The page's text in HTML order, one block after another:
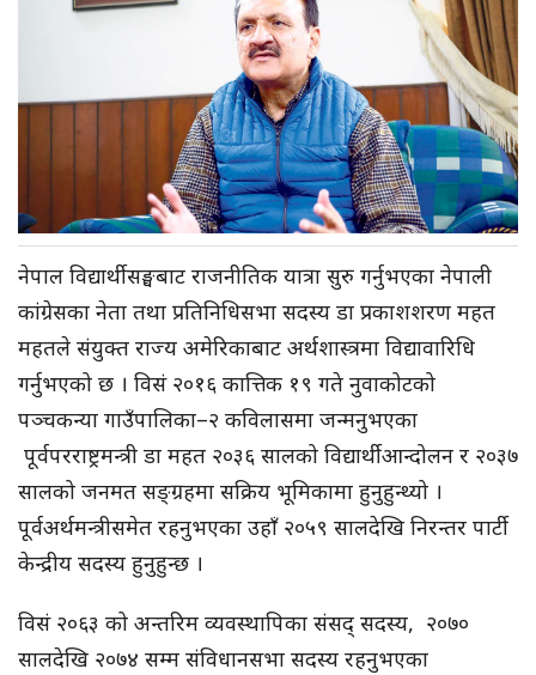
नेपाल विद्यार्थी सङ्घबाट राजनीतिक यात्रा सुरु गर्नुभएका नेपाली
कांग्रेसका नेता तथा प्रतिनिधिसभा सदस्य डा प्रकाशशरण महत
महतले संयुक्त राज्य अमेरिकाबाट अर्थशास्त्रमा विद्यावारिधि
गर्नुभएको छ । विसं २०१६ कात्तिक १९ गते नुवाकोटको
पञ्चकन्या गाउँपालिका–२ कविलासमा जन्मनुभएका
पूर्वपरराष्ट्रमन्त्री डा महत २०३६ सालको विद्यार्थी आन्दोलन र २०३७
सालको जनमत सङ्ग्रहमा सक्रिय भूमिकामा हुनुहुन्थ्यो ।
पूर्वअर्थमन्त्रीसमेत रहनुभएका उहाँ २०५९ सालदेखि निरन्तर पार्टी
केन्द्रीय सदस्य हुनुहुन्छ ।
विसं २०६३ को अन्तरिम व्यवस्थापिका संसद् सदस्य, २०७०
सालदेखि २०७४ सम्म संविधानसभा सदस्य रहनुभएका